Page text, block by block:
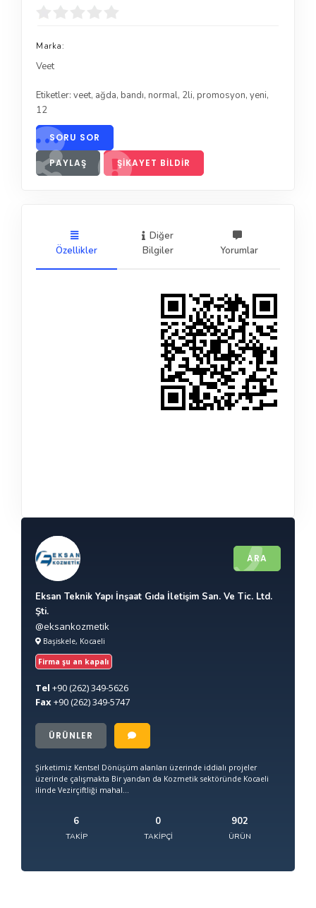
Marka:
Veet
Etiketler: veet, ağda, bandı, normal, 2li, promosyon, yeni,
12
SORU SOR
PAYLAŞ ŞIKAYET BILDIR
Özellikler
Diğer
Bilgiler
Yorumlar
ARA
Eksan Teknik Yapı İnşaat Gıda İletişim San. Ve Tic. Ltd.
Şti.
@eksankozmetik
Başiskele, Kocaeli
Firma şu an kapalı
Tel +90(262) 349-5626
Fax+90(262) 349-5747
ÜRÜNLER
Şirketimiz Kentsel Dönüşüm alanları üzerinde iddialı projeler
üzerinde çalışmakta Bir yandan da Kozmetik sektöründe Kocaeli
ilinde Vezirçiftliği mahal...
6
TAKIP
0
TAKIPÇI
902
ÜRÜN